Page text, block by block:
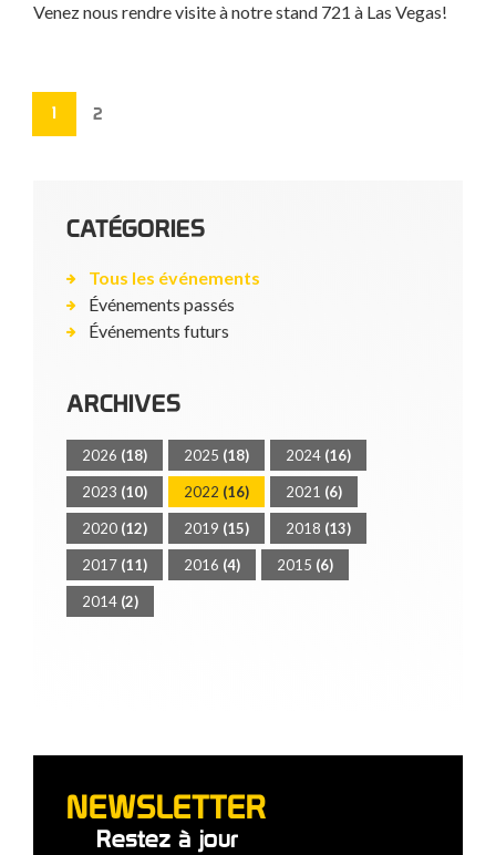
CATÉGORIES
Tous les événements
Événements passés
Événements futurs
ARCHIVES
2026 (18) 2025 (18) 2024 (16)
2023 (10) 2022 (16) 2021 (6)
2020 (12) 2019 (15) 2018 (13)
2017 (11) 2016 (4) 2015 (6)
2014 (2)
Venez nous rendre visite à notre stand 721 à Las Vegas!
1 2
NEWSLETTER
Restez à jour